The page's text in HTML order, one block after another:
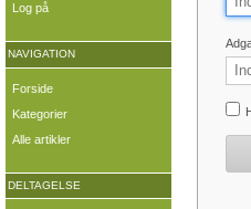
Log på
NAVIGATION
Forside
Kategorier
Alle artikler
DELTAGELSE